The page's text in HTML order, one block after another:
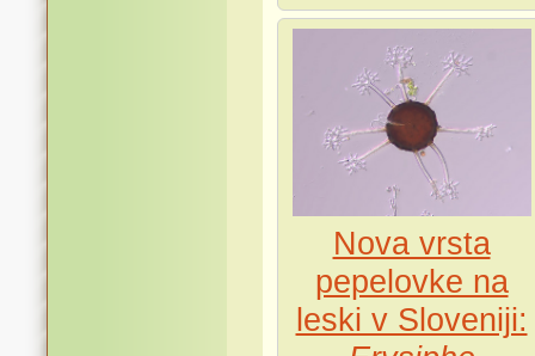
Nova vrsta
pepelovke na
leski v Sloveniji: